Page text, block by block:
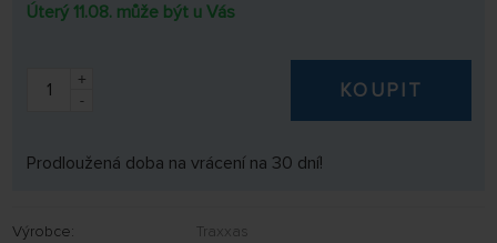
Úterý 11.08. může být u Vás
+
-
KOUPIT
Prodloužená doba na vrácení na 30 dní!
Výrobce: Traxxas